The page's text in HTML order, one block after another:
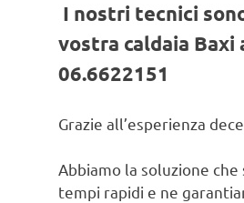
I nostri tecnici
vostra caldaia Baxi
06.6622151
Grazie all’esperienza
Abbiamo la soluzione
tempi rapidi e ne